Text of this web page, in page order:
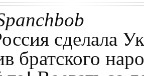
сделала
братского